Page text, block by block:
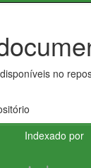
no
Indexado por